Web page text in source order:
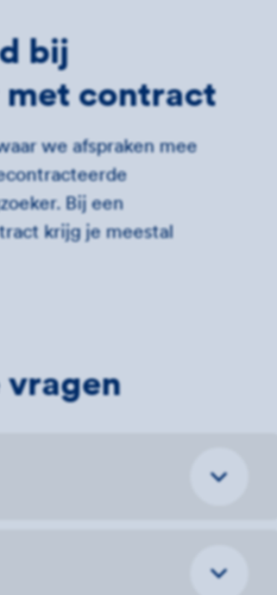
bij
contract
we afspraken mee
Bij een
krijg je meestal
vragen